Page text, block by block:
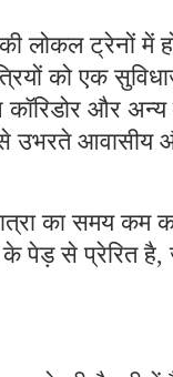
लोकल ट्रेनों में
को एक
और अन्य
उभरते आवासीय
का समय कम
पेड़ से प्रेरित है,